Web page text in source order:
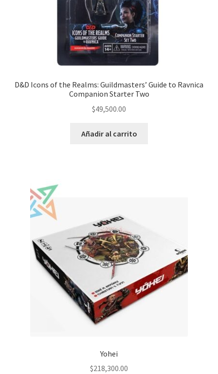
D&D Icons of the Realms: Guildmasters’ Guide to Ravnica
Companion Starter Two
$49,500.00
Añadir al carrito
Yohei
$218,300.00